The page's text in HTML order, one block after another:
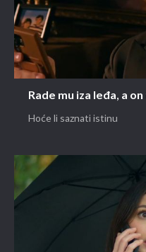
Rade mu iza leđa, a
Hoće li saznati istinu